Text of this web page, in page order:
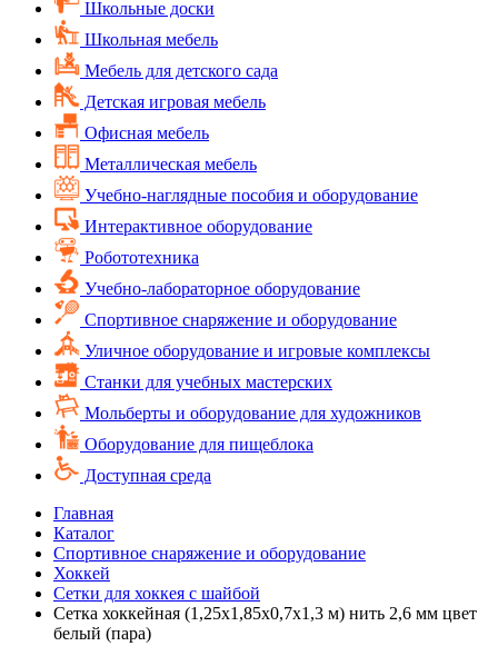
Школьные доски
Школьная мебель
Мебель для детского сада
Детская игровая мебель
Офисная мебель
Металлическая мебель
Учебно-наглядные пособия и оборудование
Интерактивное оборудование
Робототехника
Учебно-лабораторное оборудование
Спортивное снаряжение и оборудование
Уличное оборудование и игровые комплексы
Cтанки для учебных мастерских
Мольберты и оборудование для художников
Оборудование для пищеблока
Доступная среда
Главная
Каталог
Спортивное снаряжение и оборудование
Хоккей
Сетки для хоккея с шайбой
Сетка хоккейная (1,25х1,85х0,7х1,3 м) нить 2,6 мм цвет
белый (пара)